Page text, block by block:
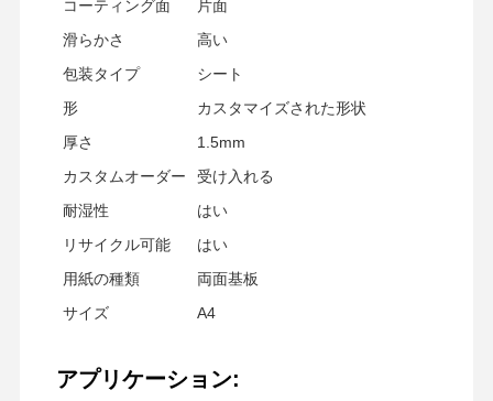
カラー紙
クラフト紙
新聞用紙のペーパー
ストーンペーパー
紙箱
コーティング面
片面
滑らかさ
高い
包装タイプ
シート
形
カスタマイズされた形状
厚さ
1.5mm
カスタムオーダー
受け入れる
耐湿性
はい
リサイクル可能
はい
用紙の種類
両面基板
サイズ
A4
アプリケーション: